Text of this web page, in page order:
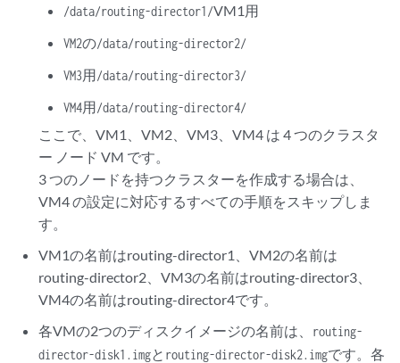
/data/routing-director1/VM1用
VM2の/data/routing-director2/
VM3用/data/routing-director3/
VM4用/data/routing-director4/
ここで、VM1、VM2、VM3、VM4 は 4 つのクラスタ
ー ノード VM です。
3 つのノードを持つクラスターを作成する場合は、
VM4 の設定に対応するすべての手順をスキップしま
す。
VM1の名前はrouting-director1、VM2の名前は
routing-director2、VM3の名前はrouting-director3、
VM4の名前はrouting-director4です。
各VMの2つのディスクイメージの名前は、 routing-
director-disk1.imgと routing-director-disk2.imgです。各